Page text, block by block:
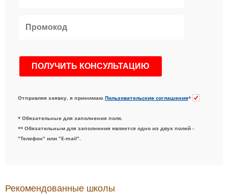
Отправляя заявку, я принимаю Пользовательские соглашения*
* Обязательные для заполнения поля.
** Обязательным для заполнения является одно из двух полей -
"Телефон" или "E-mail".
Рекомендованные школы